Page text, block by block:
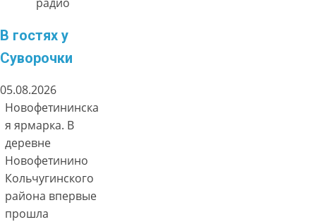
радио
В гостях у
Суворочки
05.08.2026
Новофетининска
я ярмарка. В
деревне
Новофетинино
Кольчугинского
района впервые
прошла